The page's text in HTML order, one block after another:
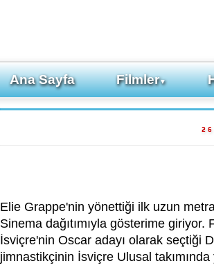
Ana Sayfa Filmler▼
Elie Grappe'nin yönettiği ilk uzun
Sinema dağıtımıyla gösterime
İsviçre'nin Oscar adayı olarak seçtiği
jimnastikçinin İsviçre Ulusal takımında